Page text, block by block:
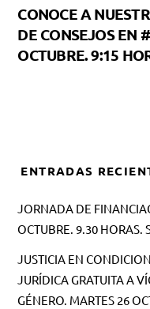
CONOCE A
DE CONSEJOS EN
OCTUBRE. 9:15
ENTRADAS
JORNADA DE
OCTUBRE. 9.30 HORAS.
JUSTICIA EN
JURÍDICA GRATUITA A
GÉNERO. MARTES 26